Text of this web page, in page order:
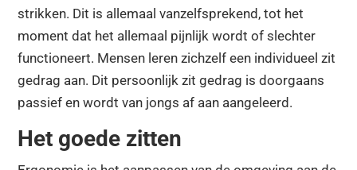
strikken. Dit is allemaal vanzelfsprekend, tot het
moment dat het allemaal pijnlijk wordt of slechter
functioneert. Mensen leren zichzelf een individueel zit
gedrag aan. Dit persoonlijk zit gedrag is doorgaans
passief en wordt van jongs af aan aangeleerd.
Het goede zitten